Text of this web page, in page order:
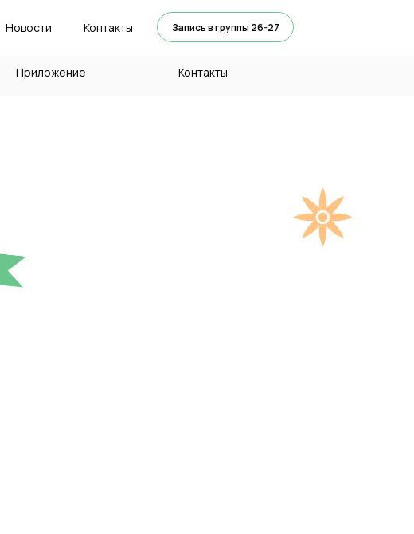
Запись в группы 26-27
Новости Контакты
Приложение Контакты